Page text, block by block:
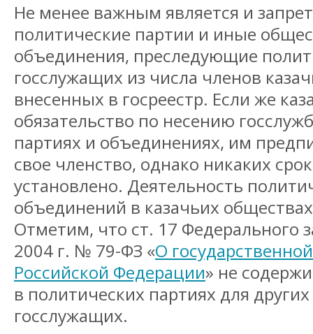
Не менее важным является и
политические партии и иные
объединения, преследующие
госслужащих из числа членов
внесенных в госреестр. Если же
обязательство по несению
партиях и объединениях, им
свое членство, однако никаких
установлено. Деятельность
объединений в казачьих
Отметим, что ст. 17 Федерального
2004 г. № 79-ФЗ «О
Российской Федерации» не
в политических партиях для
госслужащих.